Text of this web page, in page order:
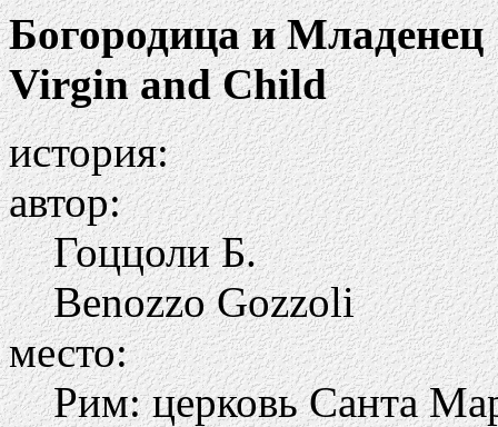
Богородица и Младенец
Virgin and Child
история:
автор:
Гоццоли Б.
Benozzo Gozzoli
место:
Рим: церковь Санта